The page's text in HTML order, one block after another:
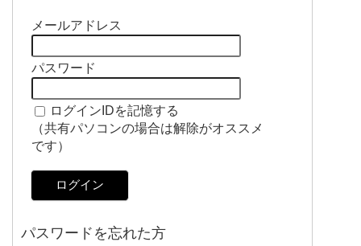
メールアドレス
パスワード
ログインIDを記憶する
（共有パソコンの場合は解除がオススメ
です）
ログイン
パスワードを忘れた方